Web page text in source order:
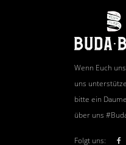
Wenn Euch
uns
bitte ein
über uns
Folgt uns: